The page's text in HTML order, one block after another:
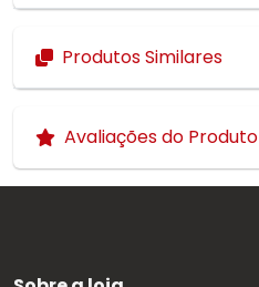
Produtos Similares
Avaliações do Produto